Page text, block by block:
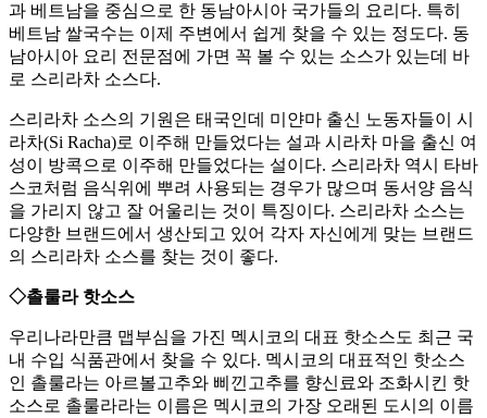
과 베트남을 중심으로 한 동남아시아 국가들의 요리다. 특히
베트남 쌀국수는 이제 주변에서 쉽게 찾을 수 있는 정도다. 동
남아시아 요리 전문점에 가면 꼭 볼 수 있는 소스가 있는데 바
로 스리라차 소스다.
스리라차 소스의 기원은 태국인데 미얀마 출신 노동자들이 시
라차(Si Racha)로 이주해 만들었다는 설과 시라차 마을 출신 여
성이 방콕으로 이주해 만들었다는 설이다. 스리라차 역시 타바
스코처럼 음식위에 뿌려 사용되는 경우가 많으며 동서양 음식
을 가리지 않고 잘 어울리는 것이 특징이다. 스리라차 소스는
다양한 브랜드에서 생산되고 있어 각자 자신에게 맞는 브랜드
의 스리라차 소스를 찾는 것이 좋다.
◇촐룰라 핫소스
우리나라만큼 맵부심을 가진 멕시코의 대표 핫소스도 최근 국
내 수입 식품관에서 찾을 수 있다. 멕시코의 대표적인 핫소스
인 촐룰라는 아르볼고추와 삐낀고추를 향신료와 조화시킨 핫
소스로 촐룰라라는 이름은 멕시코의 가장 오래된 도시의 이름